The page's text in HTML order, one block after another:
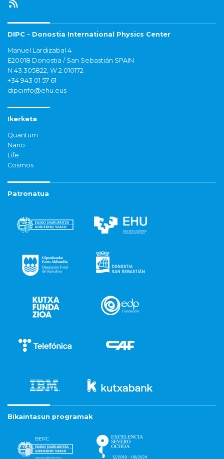
DIPC - Donostia International Physics Center
Manuel Lardizabal 4
E20018 Donostia / San Sebastián SPAIN
N 43.305822, W 2.010172
+34 943 01 57 61
dipcinfo@ehu.eus
Ikerketa
Quantum
Nano
Life
Cosmos
Patronatua
Bikaintasun programak